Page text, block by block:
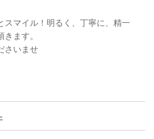
スマイル！明るく、丁寧に、精一
ます。
さいませ